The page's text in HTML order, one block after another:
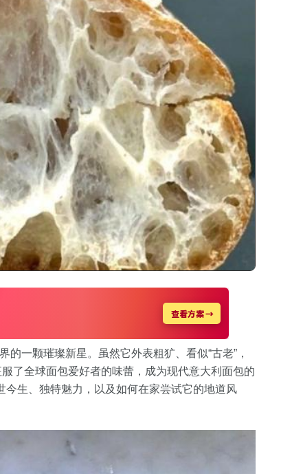
的一颗璀璨新星。虽然它外表粗犷、看似“古老”，
了全球面包爱好者的味蕾，成为现代意大利面包的
今生、独特魅力，以及如何在家尝试它的地道风